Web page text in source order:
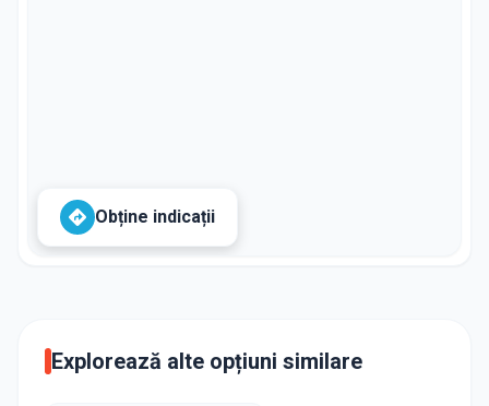
Obține indicații
Explorează alte opțiuni similare